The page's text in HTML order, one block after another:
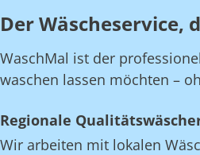
Der Wäscheservice,
WaschMal ist der
waschen lassen möchten –
Regionale
Wir arbeiten mit lokalen